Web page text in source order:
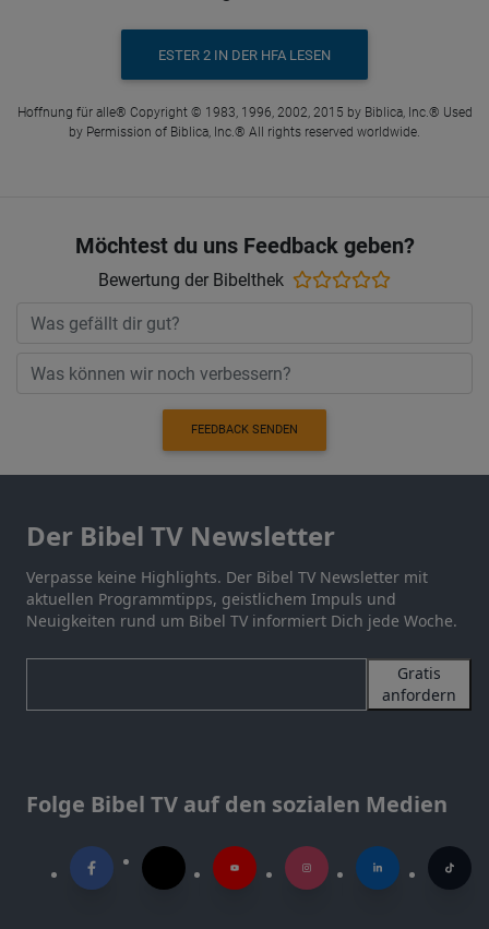
ESTER 2 IN DER HFA LESEN
Hoffnung für alle® Copyright © 1983, 1996, 2002, 2015 by Biblica, Inc.® Used
by Permission of Biblica, Inc.® All rights reserved worldwide.
Möchtest du uns Feedback geben?
Bewertung der Bibelthek
FEEDBACK SENDEN
Der Bibel TV Newsletter
Verpasse keine Highlights. Der Bibel TV Newsletter mit
aktuellen Programmtipps, geistlichem Impuls und
Neuigkeiten rund um Bibel TV informiert Dich jede Woche.
Gratis
anfordern
Folge Bibel TV auf den sozialen Medien